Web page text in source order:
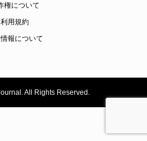
権について
利用規約
報について
All Rights Reserved.